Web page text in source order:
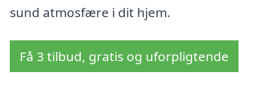
sund atmosfære i dit hjem.
Få 3 tilbud, gratis og uforpligtende